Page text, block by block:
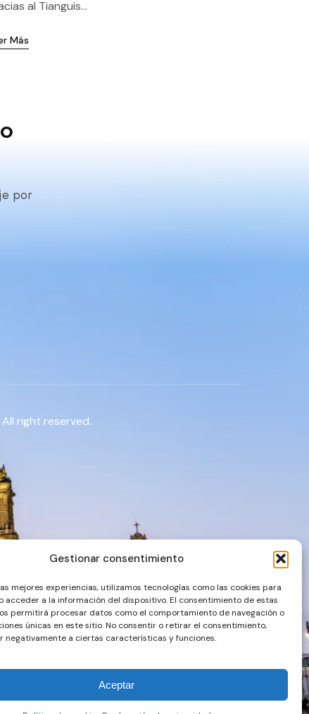
Gestionar consentimiento
mejores experiencias, utilizamos tecnologías como las cookies para
acceder a la información del dispositivo. El consentimiento de estas
permitirá procesar datos como el comportamiento de navegación o
únicas en este sitio. No consentir o retirar el consentimiento,
negativamente a ciertas características y funciones.
Aceptar
al Tianguis...
Más
por
right reserved.